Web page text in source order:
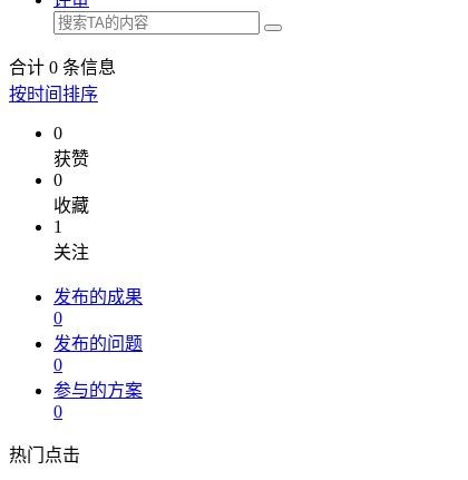
合计 0 条信息
按时间排序
0
获赞
0
收藏
1
关注
发布的成果
0
发布的问题
0
参与的方案
0
热门点击